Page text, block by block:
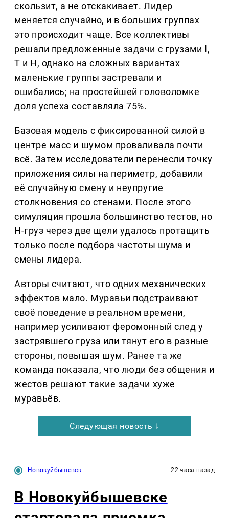
скользит, а не отскакивает. Лидер
меняется случайно, и в больших группах
это происходит чаще. Все коллективы
решали предложенные задачи с грузами I,
T и H, однако на сложных вариантах
маленькие группы застревали и
ошибались; на простейшей головоломке
доля успеха составляла 75%.
Базовая модель с фиксированной силой в
центре масс и шумом проваливала почти
всё. Затем исследователи перенесли точку
приложения силы на периметр, добавили
её случайную смену и неупругие
столкновения со стенами. После этого
симуляция прошла большинство тестов, но
H-груз через две щели удалось протащить
только после подбора частоты шума и
смены лидера.
Авторы считают, что одних механических
эффектов мало. Муравьи подстраивают
своё поведение в реальном времени,
например усиливают феромонный след у
застрявшего груза или тянут его в разные
стороны, повышая шум. Ранее та же
команда показала, что люди без общения и
жестов решают такие задачи хуже
муравьёв.
Следующая новость ↓
Новокуйбышевск 22 часа назад
В Новокуйбышевске